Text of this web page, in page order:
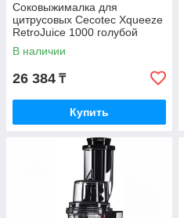
Соковыжималка для
цитрусовых Cecotec Xqueeze
RetroJuice 1000 голубой
(03487)
В наличии
26 384 ₸
Купить